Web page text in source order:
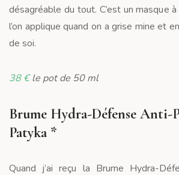
désagréable du tout. C’est un masque
l’on applique quand on a grise mine et
de soi.
38 €le pot de 50 ml
Brume Hydra-Défense
Patyka *
Quand j’ai reçu la Brume Hydra-